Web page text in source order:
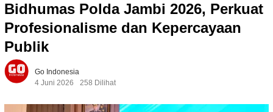
Bidhumas Polda Jambi 2026, Perkuat
Profesionalisme dan Kepercayaan
Publik
Go Indonesia
4 Juni 2026
258 Dilihat